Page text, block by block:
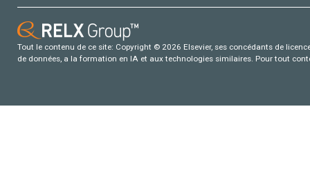
Tout le contenu de ce site: Copyright © 2026 Elsevier, ses concédants de
de données, a la formation en IA et aux technologies similaires. Pour tout